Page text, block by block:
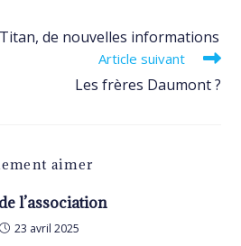
de nouvelles informations
Article suivant
Les frères Daumont ?
aimer
l’association
23 avril 2025